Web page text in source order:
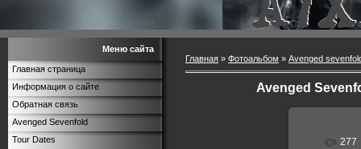
Меню сайта
Главная страница
Информация о сайте
Обратная связь
Avenged Sevenfold
Tour Dates
Главная » Фотоальбом » Avenged
Avenged
277